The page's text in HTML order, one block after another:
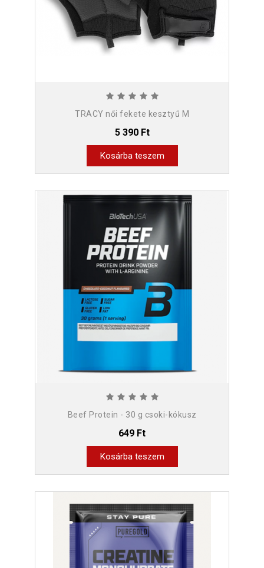
TRACY női fekete kesztyű M
5 390 Ft
Kosárba teszem
Beef Protein - 30 g csoki-kókusz
649 Ft
Kosárba teszem